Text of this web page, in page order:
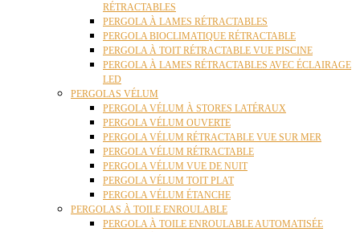
RÉTRACTABLES
PERGOLA À LAMES RÉTRACTABLES
PERGOLA BIOCLIMATIQUE RÉTRACTABLE
PERGOLA À TOIT RÉTRACTABLE VUE PISCINE
PERGOLA À LAMES RÉTRACTABLES AVEC ÉCLAIRAGE
LED
PERGOLAS VÉLUM
PERGOLA VÉLUM À STORES LATÉRAUX
PERGOLA VÉLUM OUVERTE
PERGOLA VÉLUM RÉTRACTABLE VUE SUR MER
PERGOLA VÉLUM RÉTRACTABLE
PERGOLA VÉLUM VUE DE NUIT
PERGOLA VÉLUM TOIT PLAT
PERGOLA VÉLUM ÉTANCHE
PERGOLAS À TOILE ENROULABLE
PERGOLA À TOILE ENROULABLE AUTOMATISÉE